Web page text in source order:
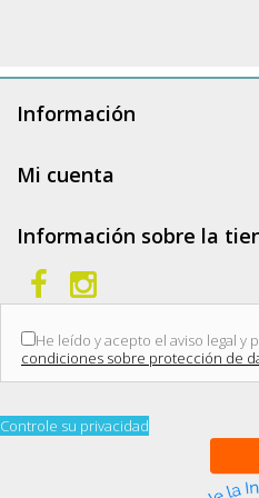
Información
Mi cuenta
Información sobre la
He leído y acepto el aviso legal y
condiciones sobre protección de
Controle su privacidad